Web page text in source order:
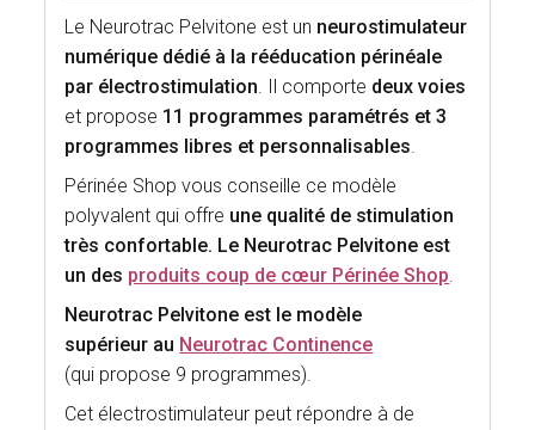
Le Neurotrac Pelvitone est un neurostimulateur
numérique dédié à la rééducation périnéale
par électrostimulation. Il comporte deux voies
et propose 11 programmes paramétrés et 3
programmes libres et personnalisables.
Périnée Shop vous conseille ce modèle
polyvalent qui offre une qualité de stimulation
très confortable. Le Neurotrac Pelvitone est
un des produits coup de cœur Périnée Shop.
Neurotrac Pelvitone est le modèle
supérieur au Neurotrac Continence
(qui propose 9 programmes).
Cet électrostimulateur peut répondre à de